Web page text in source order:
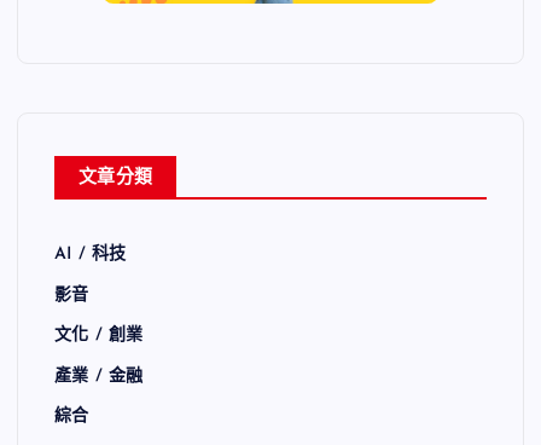
文章分類
AI / 科技
影音
文化 / 創業
產業 / 金融
綜合